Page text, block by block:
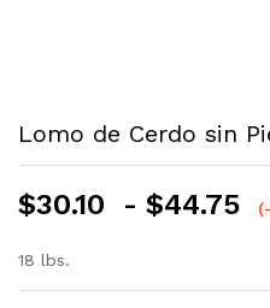
Lomo de Cerdo sin
$30.10 - $44.75
18 lbs.